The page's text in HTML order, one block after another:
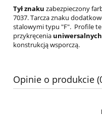
Tył znaku zabezpieczony
7037. Tarcza znaku
stalowymi typu "F". Profile
przykręcenia
konstrukcją wsporczą.
Opinie o produkcie